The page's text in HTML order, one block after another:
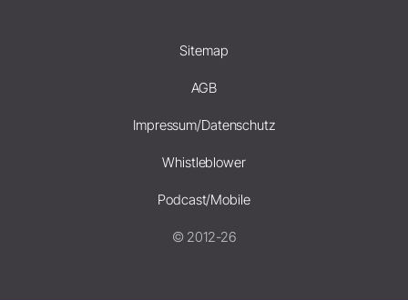
Sitemap
AGB
Impressum/Datenschutz
Whistleblower
Podcast/Mobile
© 2012-26